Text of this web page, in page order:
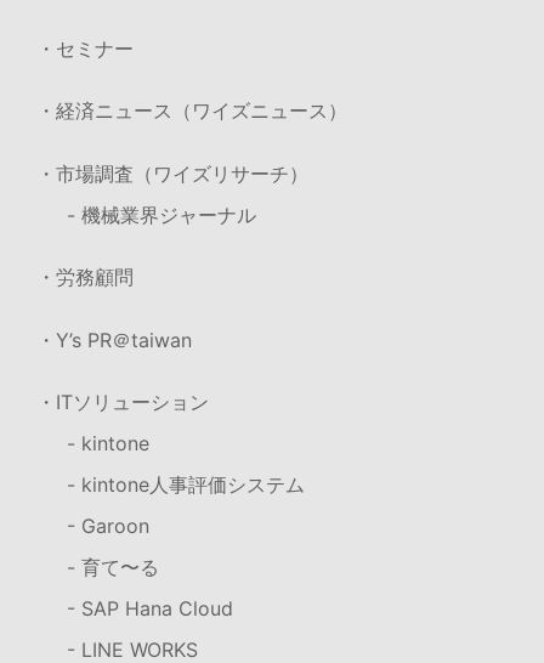
・セミナー
・経済ニュース（ワイズニュース）
・市場調査（ワイズリサーチ）
- 機械業界ジャーナル
・労務顧問
・Y’s PR＠taiwan
・ITソリューション
- kintone
- kintone人事評価システム
- Garoon
- 育て〜る
- SAP Hana Cloud
- LINE WORKS